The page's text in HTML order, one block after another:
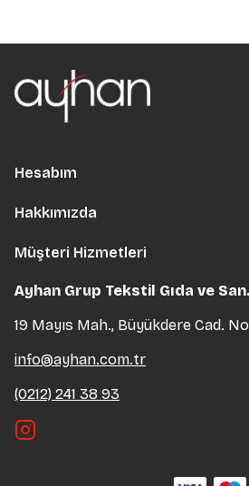
Hesabım
Hakkımızda
Müşteri Hizmetleri
Ayhan Grup Tekstil Gıda ve
19 Mayıs Mah., Büyükdere Cad.
info@ayhan.com.tr
(0212) 241 38 93